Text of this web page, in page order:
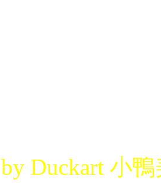
Duckart 小